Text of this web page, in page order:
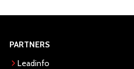
PARTNERS
Leadinfo